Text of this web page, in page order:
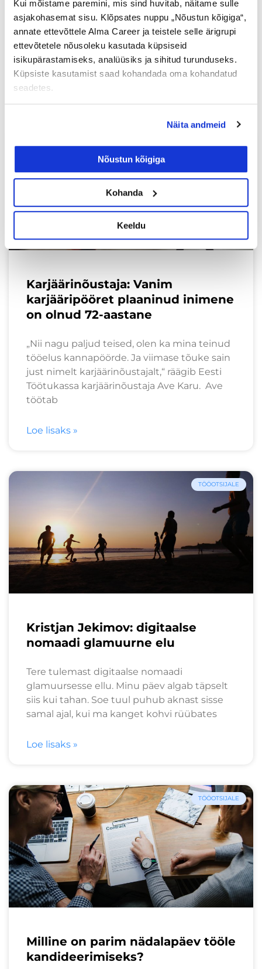
Kui mõistame paremini, mis sind huvitab, näitame sulle
asjakohasemat sisu. Klõpsates nuppu „Nõustun kõigiga“,
annate ettevõttele Alma Career ja teistele selle ärigrupi
ettevõtetele nõusoleku kasutada küpsiseid
isikupärastamiseks, analüüsiks ja sihitud turunduseks.
Küpsiste kasutamist saad kohandada oma kohandatud
seadetes.
Näita andmeid
Nõustun kõigiga
Kohanda
Keeldu
150 riigiga maailmas. Heidi saabus
intervjuule ühelt viimasest kohtumistelt
maailmakoristuspäeval osalevate riikide
esindajatega. Ettevalmistus
Loe lisaks »
Karjäärinõustaja: Vanim
karjääripööret plaaninud inimene
on olnud 72-aastane
„Nii nagu paljud teised, olen ka mina teinud
tööelus kannapöörde. Ja viimase tõuke sain
just nimelt karjäärinõustajalt,“ räägib Eesti
Töötukassa karjäärinõustaja Ave Karu. Ave
töötab
Loe lisaks »
TÖÖOTSIJALE
Kristjan Jekimov: digitaalse
nomaadi glamuurne elu
Tere tulemast digitaalse nomaadi
glamuursesse ellu. Minu päev algab täpselt
siis kui tahan. Soe tuul puhub aknast sisse
samal ajal, kui ma kanget kohvi rüübates
Loe lisaks »
TÖÖOTSIJALE
Milline on parim nädalapäev tööle
kandideerimiseks?